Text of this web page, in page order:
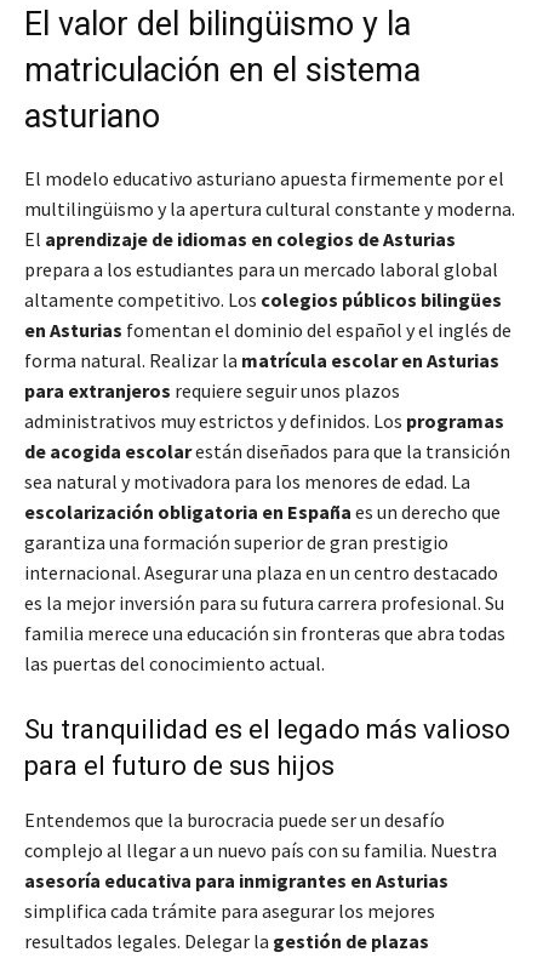
El valor del bilingüismo y la
matriculación en el sistema
asturiano
El modelo educativo asturiano apuesta firmemente por el
multilingüismo y la apertura cultural constante y moderna.
El aprendizaje de idiomas en colegios de Asturias
prepara a los estudiantes para un mercado laboral global
altamente competitivo. Los colegios públicos bilingües
en Asturias fomentan el dominio del español y el inglés de
forma natural. Realizar la matrícula escolar en Asturias
para extranjeros requiere seguir unos plazos
administrativos muy estrictos y definidos. Los programas
de acogida escolarestán diseñados para que la transición
sea natural y motivadora para los menores de edad. La
escolarización obligatoria en España es un derecho que
garantiza una formación superior de gran prestigio
internacional. Asegurar una plaza en un centro destacado
es la mejor inversión para su futura carrera profesional. Su
familia merece una educación sin fronteras que abra todas
las puertas del conocimiento actual.
Su tranquilidad es el legado más valioso
para el futuro de sus hijos
Entendemos que la burocracia puede ser un desafío
complejo al llegar a un nuevo país con su familia. Nuestra
asesoría educativa para inmigrantes en Asturias
simplifica cada trámite para asegurar los mejores
resultados legales. Delegar la gestión de plazas